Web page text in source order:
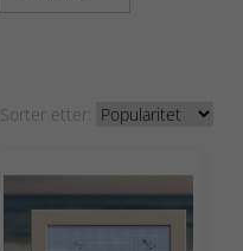
Sorter etter: